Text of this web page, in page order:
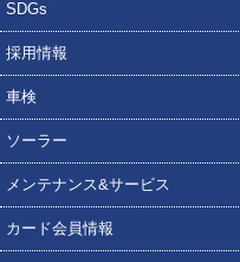
SDGs
採用情報
車検
ソーラー
メンテナンス&サービス
カード会員情報